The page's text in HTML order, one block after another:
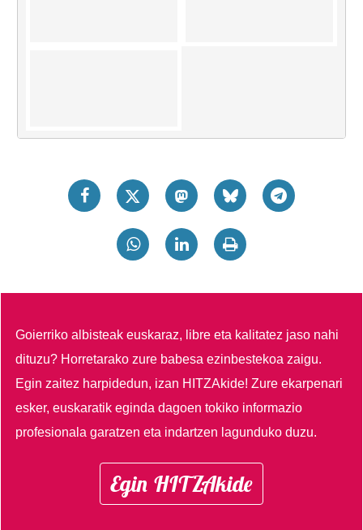
Goierriko albisteak euskaraz, libre eta kalitatez jaso nahi
dituzu? Horretarako zure babesa ezinbestekoa zaigu.
Egin zaitez harpidedun, izan HITZAkide!Zure ekarpenari
esker, euskaratik eginda dagoen tokiko informazio
profesionala garatzen eta indartzen lagunduko duzu.
Egin HITZAkide